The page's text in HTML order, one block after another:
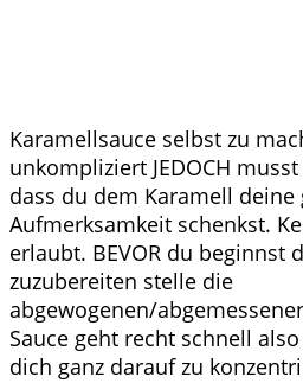
Karamellsauce selbst zu
unkompliziert JEDOCH
dass du dem Karamell deine
Aufmerksamkeit schenkst.
erlaubt. BEVOR du beginnst
zuzubereiten stelle die
abgewogenen/
Sauce geht recht schnell
dich ganz darauf zu